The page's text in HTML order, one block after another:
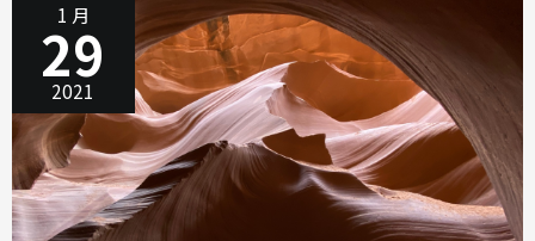
驚
奇、
天
堂
之
城
拉
斯
加
（上）
1 月
29
2021